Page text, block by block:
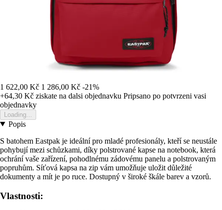
1 622,00 Kč 1 286,00 Kč -21%
+64,30 Kč ziskate na dalsi objednavku Pripsano po potvrzeni vasi
objednavky
Loading...
Popis
S batohem Eastpak je ideální pro mladé profesionály, kteří se neustále
pohybují mezi schůzkami, díky polstrované kapse na notebook, která
ochrání vaše zařízení, pohodlnému zádovému panelu a polstrovaným
popruhům. Síťová kapsa na zip vám umožňuje uložit důležité
dokumenty a mít je po ruce. Dostupný v široké škále barev a vzorů.
Vlastnosti: